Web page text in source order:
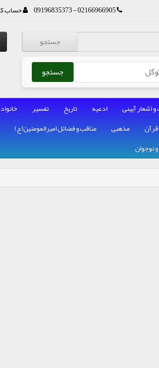
02166966905 - 09196835373 حساب
جستجو
جستجو
اشعار آیینی ادعیه تاریخ تفسیر
قرآن مذهبی
مناقب و فضائل امیرالمومنین(ع)
نوجوان